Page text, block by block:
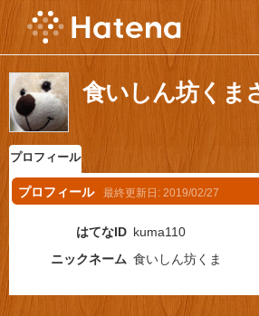
食いしん坊くま
プロフィール
プロフィール 最終更新日: 2019/02/27
はてなID kuma110
ニックネーム 食いしん坊くま